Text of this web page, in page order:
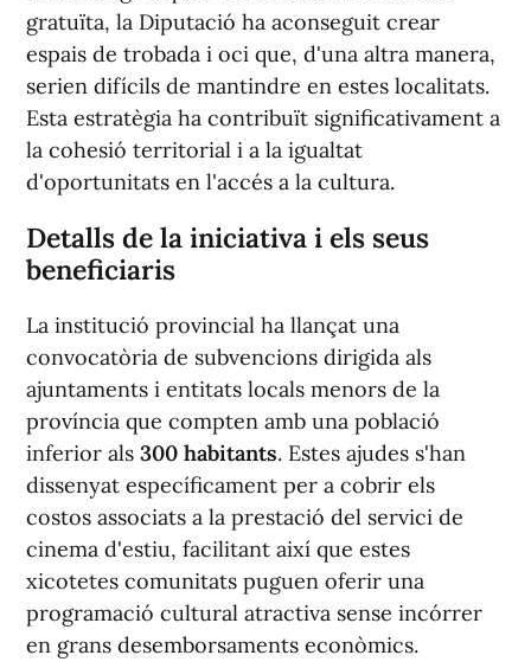
gratuïta, la Diputació ha aconseguit crear
espais de trobada i oci que, d'una altra manera,
serien difícils de mantindre en estes localitats.
Esta estratègia ha contribuït significativament a
la cohesió territorial i a la igualtat
d'oportunitats en l'accés a la cultura.
Detalls de la iniciativa i els seus
beneficiaris
La institució provincial ha llançat una
convocatòria de subvencions dirigida als
ajuntaments i entitats locals menors de la
província que compten amb una població
inferior als 300 habitants. Estes ajudes s'han
dissenyat específicament per a cobrir els
costos associats a la prestació del servici de
cinema d'estiu, facilitant així que estes
xicotetes comunitats puguen oferir una
programació cultural atractiva sense incórrer
en grans desemborsaments econòmics.